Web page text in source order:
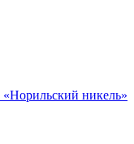
никель»